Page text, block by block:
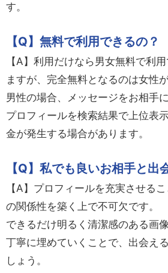
す。
【Q】無料で利用できるの？
【A】利用だけなら男女無料で利
ますが、完全無料となるのは女性
男性の場合、メッセージをお相手
プロフィールを検索結果で上位表
金が発生する場合があります。
【Q】私でも良いお相手と出
【A】プロフィールを充実させる
の関係性を築く上で不可欠です。
できるだけ明るく清潔感のある画
丁寧に埋めていくことで、出会え
しょう。